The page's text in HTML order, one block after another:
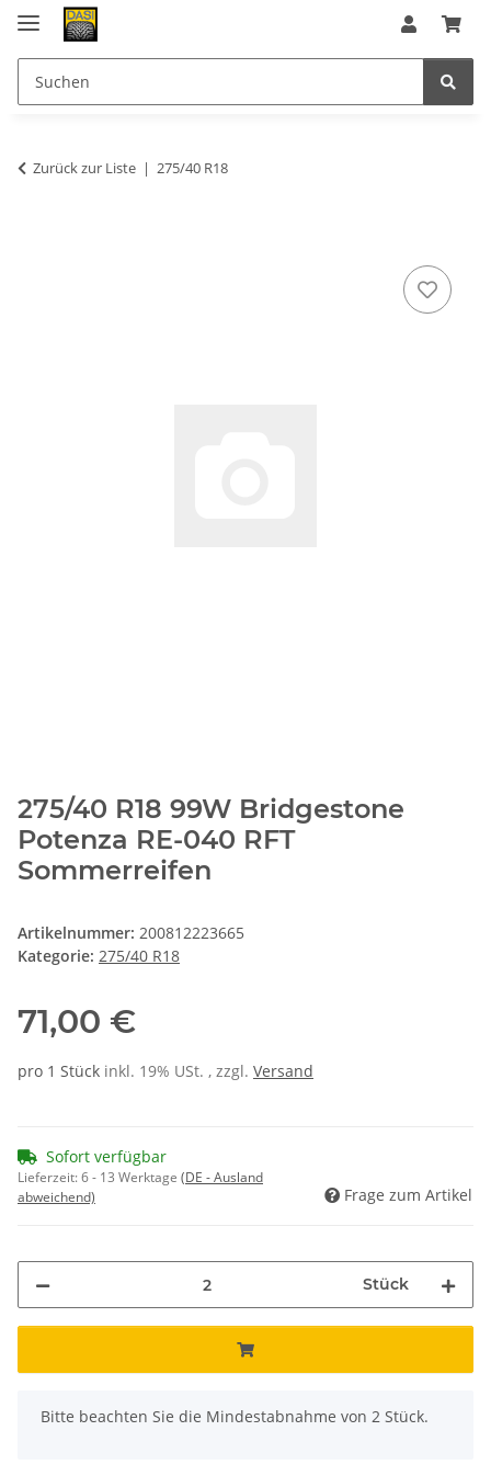
Zurück zur Liste 275/40 R18
275/40 R18 99W Bridgestone
Potenza RE-040 RFT
Sommerreifen
Artikelnummer: 200812223665
Kategorie: 275/40 R18
71,00 €
pro 1 Stück inkl. 19% USt. , zzgl. Versand
Sofort verfügbar
Lieferzeit:6 - 13 Werktage (DE - Ausland
abweichend)
Frage zum Artikel
Stück
x
Bitte beachten Sie die Mindestabnahme von 2 Stück.